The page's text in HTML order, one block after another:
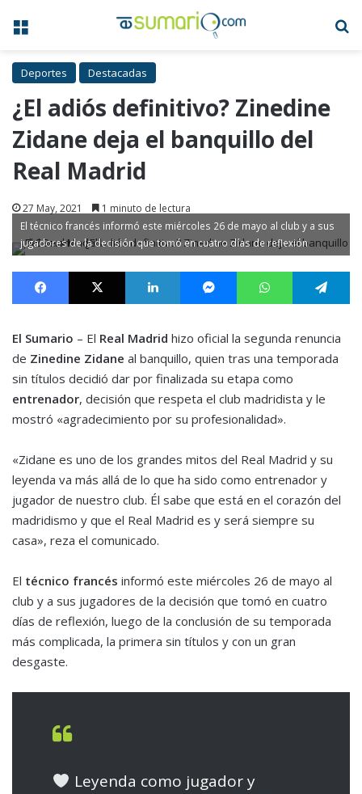
Menú
Deportes Destacadas
¿El adiós definitivo? Zinedine
Zidane deja el banquillo del
Real Madrid
27 May, 2021 1 minuto de lectura
El técnico francés informó este miércoles 26 de mayo al club y a sus
jugadores de la decisión que tomó en cuatro días de reflexión
Facebook X LinkedIn MessengerWhatsApp
El Sumario – El Real Madrid hizo oficial la segunda renuncia
de Zinedine Zidane al banquillo, quien tras una temporada
sin títulos decidió dar por finalizada su etapa como
entrenador, decisión que respeta el club madridista y le
mostró «agradecimiento por su profesionalidad».
«Zidane es uno de los grandes mitos del Real Madrid y su
leyenda va más allá de lo que ha sido como entrenador y
jugador de nuestro club. Él sabe que está en el corazón del
madridismo y que el Real Madrid es y será siempre su
casa», reza el comunicado.
El técnico francés informó este miércoles 26 de mayo al
club y a sus jugadores de la decisión que tomó en cuatro
días de reflexión, luego de la conclusión de su temporada
más complicada, la primera sin títulos y con un gran
desgaste.
Leyenda como jugador y